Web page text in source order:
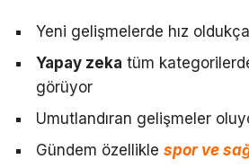
Yeni gelişmelerde hız
Yapay zeka tüm
görüyor
Umutlandıran gelişmeler
Gündem özellikle spor ve